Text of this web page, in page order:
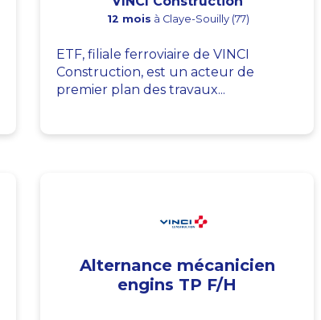
12 mois à Claye-Souilly (77)
ETF, filiale ferroviaire de VINCI
Construction, est un acteur de
premier plan des travaux...
Alternance mécanicien
engins TP F/H